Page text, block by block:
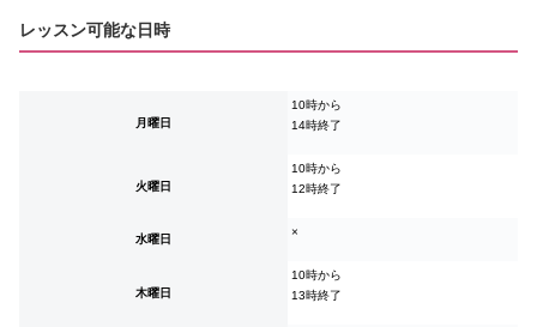
レッスン可能な日時
月曜日
10時から
14時終了
火曜日
10時から
12時終了
水曜日
×
木曜日
10時から
13時終了